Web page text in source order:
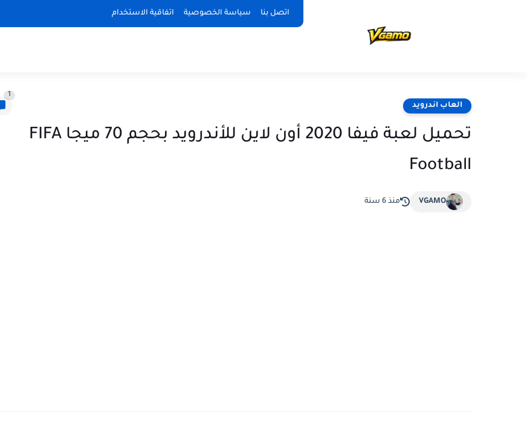
اتصل بنا سياسة الخصوصية اتفاقية الاستخدام
العاب اندرويد
1
تحميل لعبة فيفا 2020 أون لاين للأندرويد بحجم 70 ميجا FIFA
Football‏
VGAMO منذ 6 سنة